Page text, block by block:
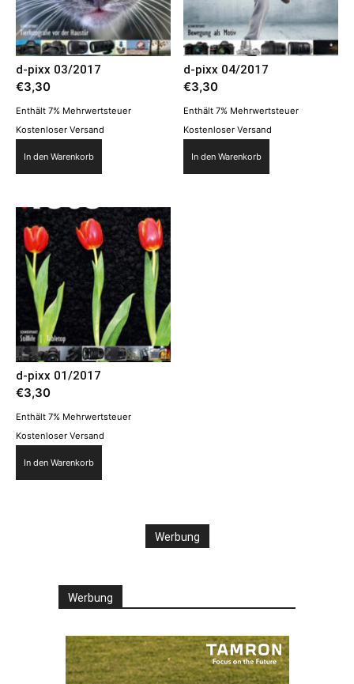
d-pixx 03/2017
€3,30
Enthält 7% Mehrwertsteuer
Kostenloser Versand
In den Warenkorb
d-pixx 04/2017
€3,30
Enthält 7% Mehrwertsteuer
Kostenloser Versand
In den Warenkorb
d-pixx 01/2017
€3,30
Enthält 7% Mehrwertsteuer
Kostenloser Versand
In den Warenkorb
Werbung
Werbung